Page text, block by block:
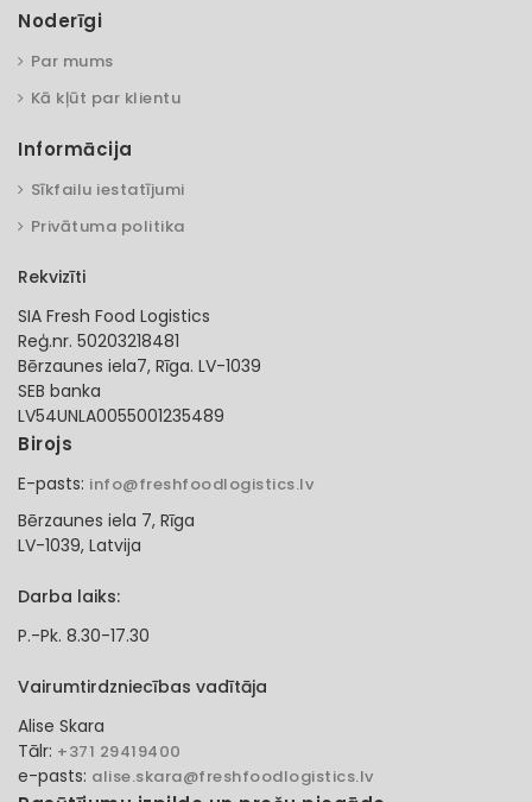
Noderīgi
Par mums
Kā kļūt par klientu
Informācija
Sīkfailu iestatījumi
Privātuma politika
Rekvizīti
SIA Fresh Food Logistics
Reģ.nr. 50203218481
Bērzaunes iela7, Rīga. LV-1039
SEB banka
LV54UNLA0055001235489
Birojs
E-pasts: info@freshfoodlogistics.lv
Bērzaunes iela 7, Rīga
LV-1039, Latvija
Darba laiks:
P.-Pk. 8.30-17.30
Vairumtirdzniecības vadītāja
Alise Skara
Tālr: +371 29419400
e-pasts: alise.skara@freshfoodlogistics.lv